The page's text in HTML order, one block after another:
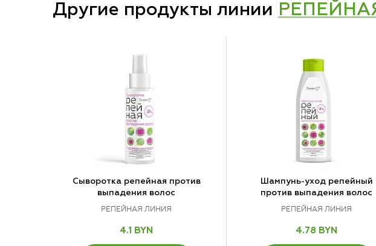
Другие продукты линии
Сыворотка репейная против
выпадения волос
РЕПЕЙНАЯ ЛИНИЯ
4.1 BYN
Шампунь-уход репейный
против выпадения волос
РЕПЕЙНАЯ ЛИНИЯ
4.78 BYN